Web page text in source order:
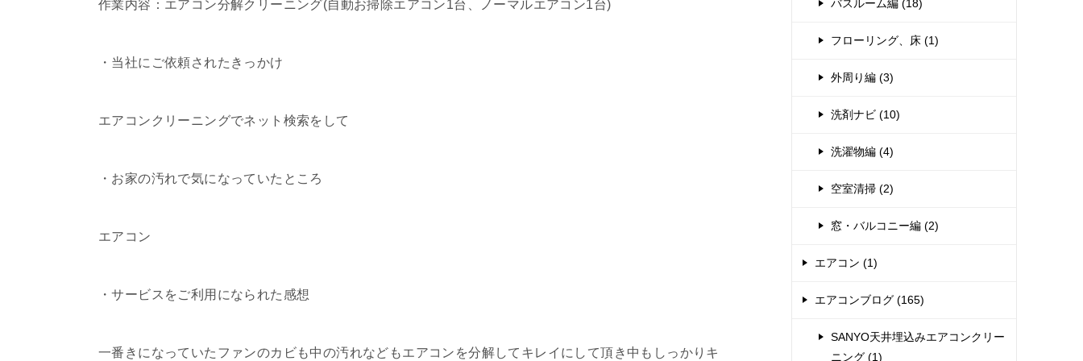
作業内容：エアコン分解クリーニング(自動お掃除エアコン1台、ノーマルエアコン1台)
・当社にご依頼されたきっかけ
エアコンクリーニングでネット検索をして
・お家の汚れで気になっていたところ
エアコン
・サービスをご利用になられた感想
一番きになっていたファンのカビも中の汚れなどもエアコンを分解してキレイにして頂き中もしっかりキ
バスルーム編 (18)
フローリング、床 (1)
外周り編 (3)
洗剤ナビ (10)
洗濯物編 (4)
空室清掃 (2)
窓・バルコニー編 (2)
エアコン (1)
エアコンブログ (165)
SANYO天井埋込みエアコンクリー
ニング (1)